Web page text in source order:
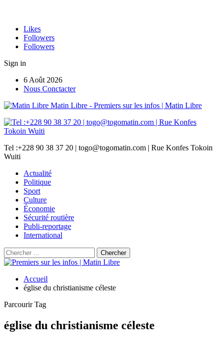
Likes
Followers
Followers
Sign in
6 Août 2026
Nous Conctacter
Matin Libre - Premiers sur les infos | Matin Libre
Tel :+228 90 38 37 20 | togo@togomatin.com | Rue Konfes Tokoin
Wuiti
Actualité
Politique
Sport
Culture
Économie
Sécurité routière
Publi-reportage
International
Accueil
église du christianisme céleste
Parcourir Tag
église du christianisme céleste